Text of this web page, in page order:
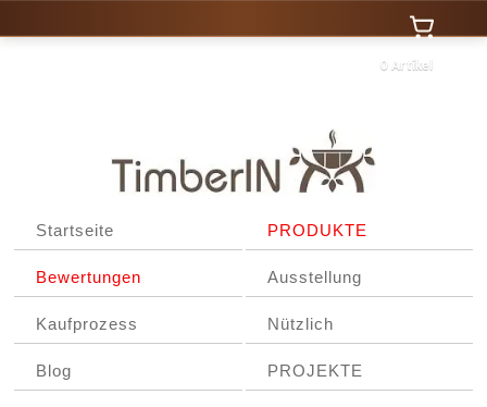
0 Artikel
Startseite PRODUKTE
Bewertungen Ausstellung
Kaufprozess Nützlich
Blog PROJEKTE